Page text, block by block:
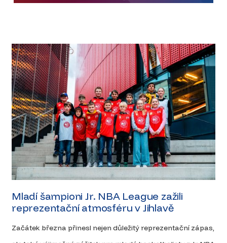
Mladí šampioni Jr. NBA League zažili
reprezentační atmosféru v Jihlavě
Začátek března přinesl nejen důležitý reprezentační zápas,